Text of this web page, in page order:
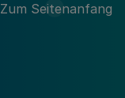
Zum Seitenanfang